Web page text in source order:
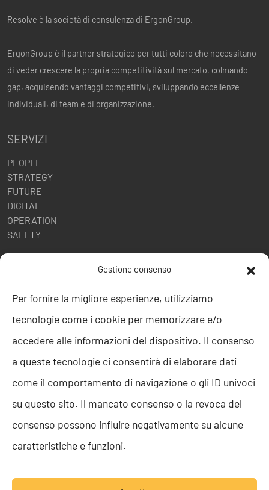
Gestione consenso
Per fornire la migliore esperienze, utilizziamo
tecnologie come i cookie per memorizzare e/o
accedere alle informazioni del dispositivo. Il consenso
a queste tecnologie ci consentirà di elaborare dati
come il comportamento di navigazione o gli ID univoci
su questo sito. Il mancato consenso o la revoca del
consenso possono influire negativamente su alcune
caratteristiche e funzioni.
Resolve è la società di consulenza di ErgonGroup.
ErgonGroup è il partner strategico per tutti coloro che necessitano
di veder crescere la propria competitività sul mercato, colmando
gap, acquisendo vantaggi competitivi, sviluppando eccellenze
individuali, di team e di organizzazione.
SERVIZI
PEOPLE
STRATEGY
FUTURE
DIGITAL
OPERATION
SAFETY
POLITICHE AZIENDALI
ISO 9001
ISO 27001
Codice etico
Segnalazione Whistleblowing
Politica per la Parità di Genere
Politica per la sicurezza delle informazioni
TEAM RESOLVE